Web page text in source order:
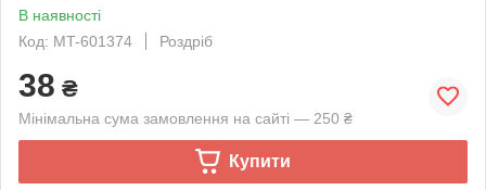
В наявності
Код: MT-601374
Роздріб
38 ₴
Мінімальна сума замовлення на сайті — 250 ₴
Купити